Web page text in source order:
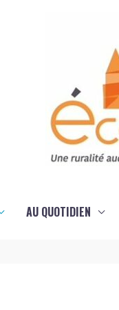
AU QUOTIDIEN